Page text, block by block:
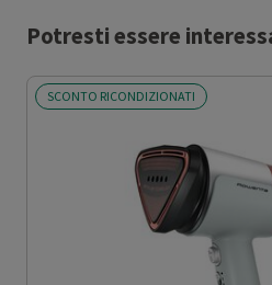
Potresti essere
SCONTO RICONDIZIONATI